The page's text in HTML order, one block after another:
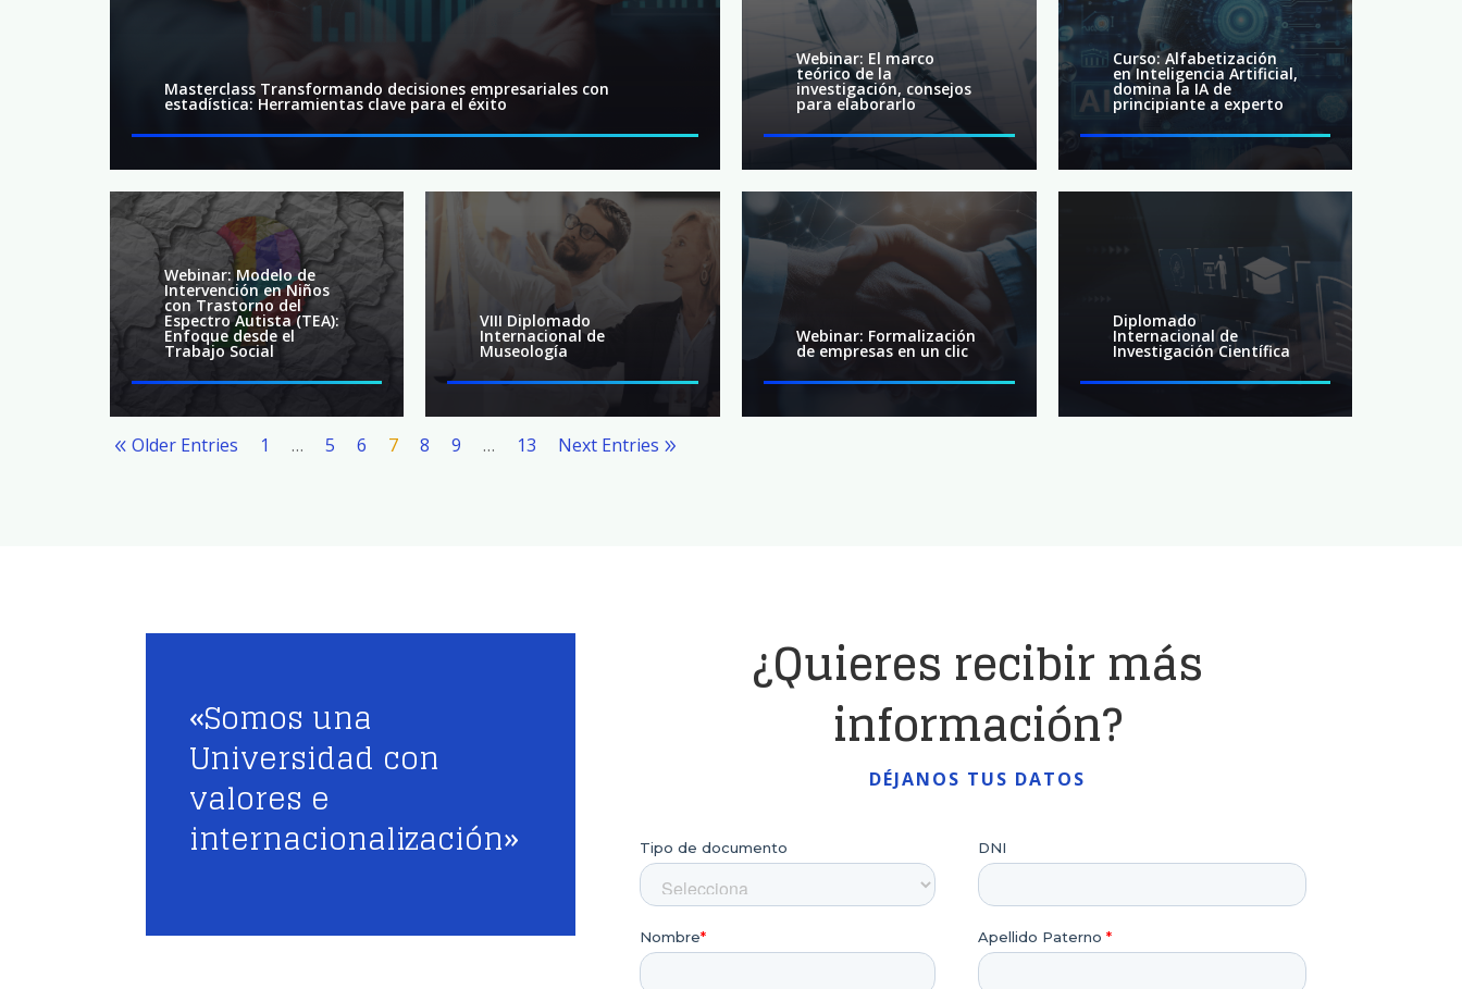
Masterclass Transformando decisiones empresariales con
estadística: Herramientas clave para el éxito
Webinar: El marco
teórico de la
investigación, consejos
para elaborarlo
Curso: Alfabetización
en Inteligencia Artificial,
domina la IA de
principiante a experto
Webinar: Modelo de
Intervención en Niños
con Trastorno del
Espectro Autista (TEA):
Enfoque desde el
Trabajo Social
VIII Diplomado
Internacional de
Museología
Webinar: Formalización
de empresas en un clic
Diplomado
Internacional de
Investigación Científica
Older Entries 1 … 5 6 7 8 9 … 13 Next Entries
«Somos una
Universidad con
valores e
internacionalización»
¿Quieres recibir más
información?
DÉJANOS TUS DATOS